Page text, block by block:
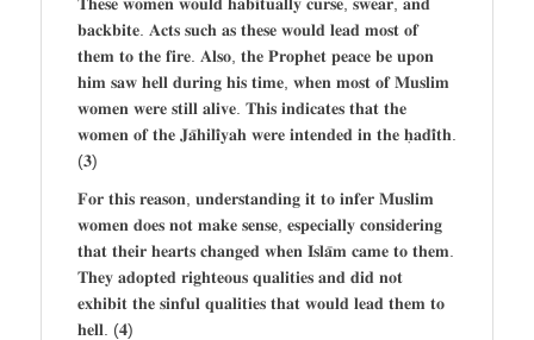
𝐛𝐚𝐜𝐤𝐛𝐢𝐭𝐞. 𝐀𝐜𝐭𝐬 𝐬𝐮𝐜𝐡 𝐚𝐬 𝐭𝐡𝐞𝐬𝐞 𝐰𝐨𝐮𝐥𝐝 𝐥𝐞𝐚𝐝 𝐦𝐨𝐬𝐭 𝐨𝐟
𝐭𝐡𝐞𝐦 𝐭𝐨 𝐭𝐡𝐞 𝐟𝐢𝐫𝐞. 𝐀𝐥𝐬𝐨, 𝐭𝐡𝐞 𝐏𝐫𝐨𝐩𝐡𝐞𝐭 𝐩𝐞𝐚𝐜𝐞 𝐛𝐞 𝐮𝐩𝐨𝐧
𝐡𝐢𝐦 𝐬𝐚𝐰 𝐡𝐞𝐥𝐥 𝐝𝐮𝐫𝐢𝐧𝐠 𝐡𝐢𝐬 𝐭𝐢𝐦𝐞, 𝐰𝐡𝐞𝐧 𝐦𝐨𝐬𝐭 𝐨𝐟 𝐌𝐮𝐬𝐥𝐢𝐦
𝐰𝐨𝐦𝐞𝐧 𝐰𝐞𝐫𝐞 𝐬𝐭𝐢𝐥𝐥 𝐚𝐥𝐢𝐯𝐞. 𝐓𝐡𝐢𝐬 𝐢𝐧𝐝𝐢𝐜𝐚𝐭𝐞𝐬 𝐭𝐡𝐚𝐭 𝐭𝐡𝐞
𝐰𝐨𝐦𝐞𝐧 𝐨𝐟 𝐭𝐡𝐞 𝐉𝐚̄𝐡𝐢𝐥𝐢̄𝐲𝐚𝐡 𝐰𝐞𝐫𝐞 𝐢𝐧𝐭𝐞𝐧𝐝𝐞𝐝 𝐢𝐧 𝐭𝐡𝐞 𝐡̣𝐚𝐝𝐢̄𝐭𝐡.
(𝟑)
𝐅𝐨𝐫 𝐭𝐡𝐢𝐬 𝐫𝐞𝐚𝐬𝐨𝐧, 𝐮𝐧𝐝𝐞𝐫𝐬𝐭𝐚𝐧𝐝𝐢𝐧𝐠 𝐢𝐭 𝐭𝐨 𝐢𝐧𝐟𝐞𝐫 𝐌𝐮𝐬𝐥𝐢𝐦
𝐰𝐨𝐦𝐞𝐧 𝐝𝐨𝐞𝐬 𝐧𝐨𝐭 𝐦𝐚𝐤𝐞 𝐬𝐞𝐧𝐬𝐞, 𝐞𝐬𝐩𝐞𝐜𝐢𝐚𝐥𝐥𝐲 𝐜𝐨𝐧𝐬𝐢𝐝𝐞𝐫𝐢𝐧𝐠
𝐭𝐡𝐚𝐭 𝐭𝐡𝐞𝐢𝐫 𝐡𝐞𝐚𝐫𝐭𝐬 𝐜𝐡𝐚𝐧𝐠𝐞𝐝 𝐰𝐡𝐞𝐧 𝐈𝐬𝐥𝐚̄𝐦 𝐜𝐚𝐦𝐞 𝐭𝐨 𝐭𝐡𝐞𝐦.
𝐓𝐡𝐞𝐲 𝐚𝐝𝐨𝐩𝐭𝐞𝐝 𝐫𝐢𝐠𝐡𝐭𝐞𝐨𝐮𝐬 𝐪𝐮𝐚𝐥𝐢𝐭𝐢𝐞𝐬 𝐚𝐧𝐝 𝐝𝐢𝐝 𝐧𝐨𝐭
𝐞𝐱𝐡𝐢𝐛𝐢𝐭 𝐭𝐡𝐞 𝐬𝐢𝐧𝐟𝐮𝐥 𝐪𝐮𝐚𝐥𝐢𝐭𝐢𝐞𝐬 𝐭𝐡𝐚𝐭 𝐰𝐨𝐮𝐥𝐝 𝐥𝐞𝐚𝐝 𝐭𝐡𝐞𝐦 𝐭𝐨
𝐡𝐞𝐥𝐥. (𝟒)